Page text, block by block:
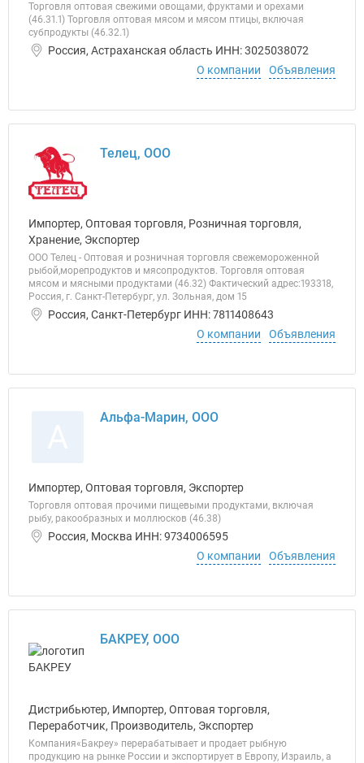
Торговля оптовая свежими овощами, фруктами и орехами
(46.31.1) Торговля оптовая мясом и мясом птицы, включая
субпродукты (46.32.1)
Россия, Астраханская область ИНН: 3025038072
О компании
Объявления
Телец, ООО
Импортер, Оптовая торговля, Розничная торговля,
Хранение, Экспортер
ООО Телец - Оптовая и розничная торговля свежемороженной
рыбой,морепродуктов и мясопродуктов. Торговля оптовая
мясом и мясными продуктами (46.32) Фактический адрес:193318,
Россия, г. Санкт-Петербург, ул. Зольная, дом 15
Россия, Санкт-Петербург ИНН: 7811408643
О компании
Объявления
Альфа-Марин, ООО
Импортер, Оптовая торговля, Экспортер
Торговля оптовая прочими пищевыми продуктами, включая
рыбу, ракообразных и моллюсков (46.38)
Россия, Москва ИНН: 9734006595
О компании
Объявления
БАКРЕУ, ООО
Дистрибьютер, Импортер, Оптовая торговля,
Переработчик, Производитель, Экспортер
Компания«Бакреу» перерабатывает и продает рыбную
продукцию на рынке России и экспортирует в Европу, Израиль, а